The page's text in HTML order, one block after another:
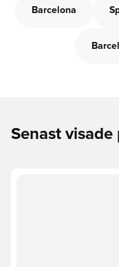
Barcelona
Senast